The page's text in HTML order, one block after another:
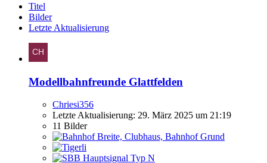
Titel
Bilder
Letzte Aktualisierung
Modellbahnfreunde Glattfelden
Chriesi356
Letzte Aktualisierung: 29. März 2025 um 21:19
11 Bilder